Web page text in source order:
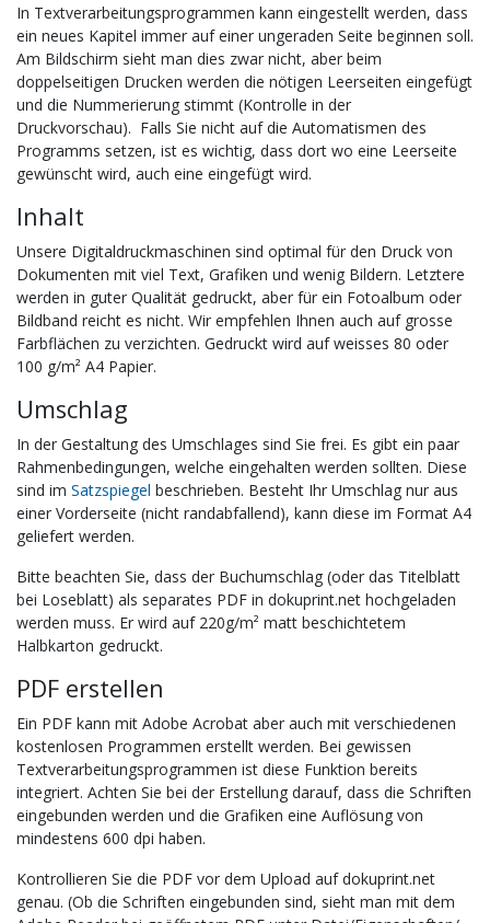
In Textverarbeitungsprogrammen kann eingestellt werden, dass
ein neues Kapitel immer auf einer ungeraden Seite beginnen soll.
Am Bildschirm sieht man dies zwar nicht, aber beim
doppelseitigen Drucken werden die nötigen Leerseiten eingefügt
und die Nummerierung stimmt (Kontrolle in der
Druckvorschau). Falls Sie nicht auf die Automatismen des
Programms setzen, ist es wichtig, dass dort wo eine Leerseite
gewünscht wird, auch eine eingefügt wird.
Inhalt
Unsere Digitaldruckmaschinen sind optimal für den Druck von
Dokumenten mit viel Text, Grafiken und wenig Bildern. Letztere
werden in guter Qualität gedruckt, aber für ein Fotoalbum oder
Bildband reicht es nicht. Wir empfehlen Ihnen auch auf grosse
Farbflächen zu verzichten. Gedruckt wird auf weisses 80 oder
100 g/m² A4 Papier.
Umschlag
In der Gestaltung des Umschlages sind Sie frei. Es gibt ein paar
Rahmenbedingungen, welche eingehalten werden sollten. Diese
sind im Satzspiegel beschrieben. Besteht Ihr Umschlag nur aus
einer Vorderseite (nicht randabfallend), kann diese im Format A4
geliefert werden.
Bitte beachten Sie, dass der Buchumschlag (oder das Titelblatt
bei Loseblatt) als separates PDF in dokuprint.net hochgeladen
werden muss. Er wird auf 220g/m² matt beschichtetem
Halbkarton gedruckt.
PDF erstellen
Ein PDF kann mit Adobe Acrobat aber auch mit verschiedenen
kostenlosen Programmen erstellt werden. Bei gewissen
Textverarbeitungsprogrammen ist diese Funktion bereits
integriert. Achten Sie bei der Erstellung darauf, dass die Schriften
eingebunden werden und die Grafiken eine Auflösung von
mindestens 600 dpi haben.
Kontrollieren Sie die PDF vor dem Upload auf dokuprint.net
genau. (Ob die Schriften eingebunden sind, sieht man mit dem